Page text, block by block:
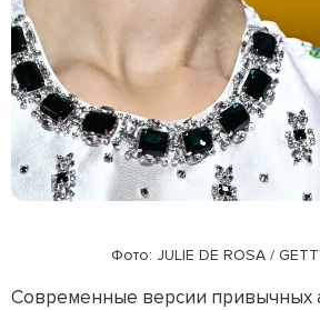
Фото: JULIE DE ROSA /
Современные версии привычных